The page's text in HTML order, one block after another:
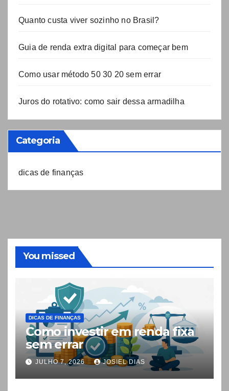
Quanto custa viver sozinho no Brasil?
Guia de renda extra digital para começar bem
Como usar método 50 30 20 sem errar
Juros do rotativo: como sair dessa armadilha
Categoria
dicas de finanças
You missed
DICAS DE FINANÇAS
Como investir em renda fixa
sem errar
JULHO 7, 2026 JOSIEL DIAS